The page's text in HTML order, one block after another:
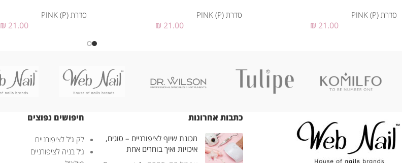
סדרת PINK (P)
₪ 21.00
סדרת PINK (P)
₪ 21.00
סדרת PINK (P)
₪ 21.00
כתבות אחרונות
מכונת שיוף לציפורניים – סוגים,
איכויות ואיך בוחרים אחת
חיפושים נפוצים
לק ג’ל לציפורניים
ג’ל בניה לציפורניים